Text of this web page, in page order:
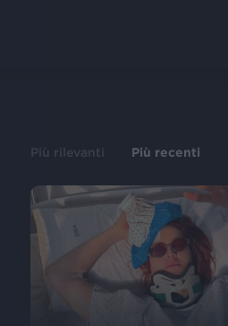
Più rilevanti Più recenti